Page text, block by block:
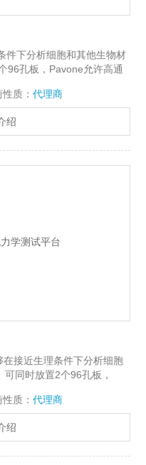
件下分析细胞和其他生物材
96孔板，Pavone允许高通
征与光学成像和培养相结
校准的光纤传感器以及预
正节省时间，产生大量有
质： 代理商
绍
接近生理条件下分析细胞
同时放置2个96孔板，
平台将微观力学表征与光
的数据收集。 预先校准的
使得该仪器可以真正节省
质： 代理商
绍